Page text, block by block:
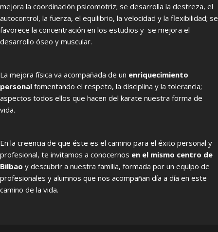
mejora la coordinación psicomotriz; se desarrolla la destreza, el
autocontrol, la fuerza, el equilibrio, la velocidad y la flexibilidad; se
favorece la concentración en los estudios y se mejora el
desarrollo óseo y muscular.
La mejora física va acompañada de un enriquecimiento
personal fomentando el respeto, la disciplina y la tolerancia;
aspectos todos ellos que hacen del karate nuestra forma de
vida.
En la creencia de que éste es el camino para el éxito personal y
profesional, te invitamos a conocernos en el mismo centro de
Bilbao y descubrir a nuestra familia, formada por un equipo de
profesionales y alumnos que nos acompañan día a día en este
camino de la vida.